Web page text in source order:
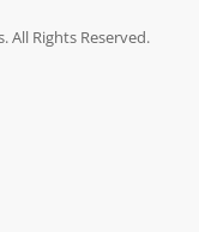
All Rights Reserved.